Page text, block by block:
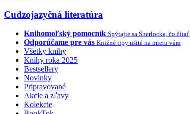
Cudzojazyčná literatúra
Knihomoľský pomocník Spýtajte sa Sherlocka, čo čítať
Odporúčame pre vás Knižné tipy ušité na mieru vám
Všetky knihy
Knihy roka 2025
Bestsellery
Novinky
Pripravované
Akcie a zľavy
Kolekcie